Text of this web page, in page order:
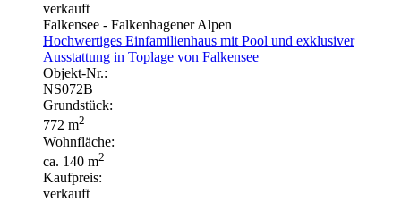
verkauft
Falkensee - Falkenhagener Alpen
Hochwertiges Einfamilienhaus mit Pool und exklusiver
Ausstattung in Toplage von Falkensee
Objekt-Nr.:
NS072B
Grundstück:
772 m2
Wohnfläche:
ca. 140 m2
Kaufpreis:
verkauft